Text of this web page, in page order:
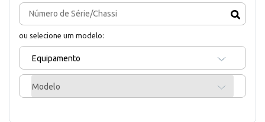
ou selecione um modelo:
Equipamento
Modelo